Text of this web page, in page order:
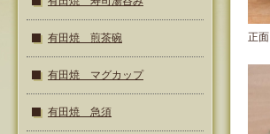
正面
有田焼 煎茶碗
有田焼 マグカップ
有田焼 急須